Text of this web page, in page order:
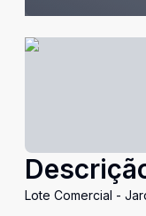
Lote Comercial -